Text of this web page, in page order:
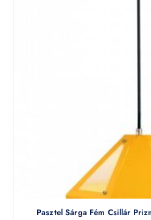
Pasztel Sárga Fém Csillár